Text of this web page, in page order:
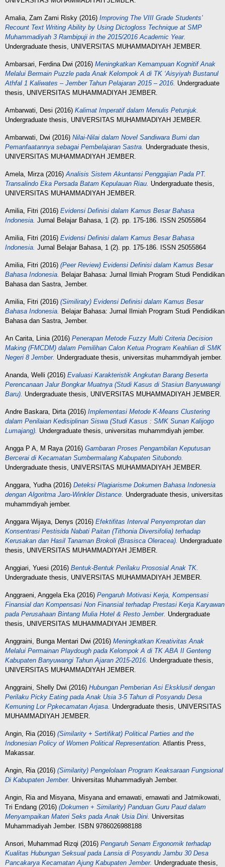
Amalia, Zam Zami Risky (2016) Improving The VIII Grade Students’
Recount Text Writing Ability by Using Dictogloss Technique at SMP
Muhammadiyah 3 Rambipuji in the 2015/2016 Academic Year.
Undergraduate thesis, UNIVERSITAS MUHAMMADIYAH JEMBER.
Ambarsari, Ferdina Dwi (2016) Meningkatkan Kemampuan Kognitif Anak
Melalui Bermain Puzzle pada Anak Kelompok A di TK ‘Aisyiyah Bustanul
Athfal 1 Kaliwates – Jember Tahun Pelajaran 2015 – 2016. Undergraduate
thesis, UNIVERSITAS MUHAMMADIYAH JEMBER.
Ambarwati, Desi (2016) Kalimat Imperatif dalam Menulis Petunjuk.
Undergraduate thesis, UNIVERSITAS MUHAMMADIYAH JEMBER.
Ambarwati, Dwi (2016) Nilai-Nilai dalam Novel Sandiwara Bumi dan
Pemanfaatannya sebagai Pembelajaran Sastra. Undergraduate thesis,
UNIVERSITAS MUHAMMADIYAH JEMBER.
Amela, Mirza(2016)Analisis Sistem Akuntansi Penggajian Pada PT.
Transalindo Eka Persada Batam Kepulauan Riau. Undergraduate thesis,
UNIVERSITAS MUHAMMADIYAH JEMBER.
Amilia, Fitri (2016) Evidensi Definisi dalam Kamus Besar Bahasa
Indonesia. Jurnal Belajar Bahasa, 1 (2). pp. 175-186. ISSN 25055864
Amilia, Fitri (2016) Evidensi Definisi dalam Kamus Besar Bahasa
Indonesia. Jurnal Belajar Bahasa, 1 (2). pp. 175-186. ISSN 25055864
Amilia, Fitri (2016) (Peer Review) Evidensi Definisi dalam Kamus Besar
Bahasa Indonesia. Belajar Bahasa: Jurnal Ilmiah Program Studi Pendidikan
Bahasa dan Sastra, Jember.
Amilia, Fitri (2016) (Similiraty) Evidensi Definisi dalam Kamus Besar
Bahasa Indonesia. Belajar Bahasa: Jurnal Ilmiah Program Studi Pendidikan
Bahasa dan Sastra, Jember.
An Carita, Linia(2016) Penerapan Metode Fuzzy Multi Criteria Decision
Making (FMCDM) dalam Pemilihan Calon Ketua Program Keahlian di SMK
Negeri 8 Jember. Undergraduate thesis, universitas muhammdiyah jember.
Ananda, Welli (2016) Evaluasi Karakteristik Angkutan Barang Beserta
Perencanaan Jalur Bongkar Muatnya (Studi Kasus di Stasiun Banyuwangi
Baru). Undergraduate thesis, UNIVERSITAS MUHAMMADIYAH JEMBER.
Andre Baskara, Dirta(2016) Implementasi Metode K-Means Clustering
dalam Penilaian Kedisiplinan Siswa (Studi Kasus : SMK Sunan Kalijogo
Lumajang). Undergraduate thesis, universitas muhammdiyah jember.
Angga P A, M Raya(2016) Gambaran Proses Pengambilan Keputusan
Bercerai di Kecamatan Sumbermalang Kabupaten Situbondo.
Undergraduate thesis, UNIVERSITAS MUHAMMADIYAH JEMBER.
Anggara, Yudha(2016) Deteksi Plagiarisme Dokumen Bahasa Indonesia
dengan Algoritma Jaro-Winkler Distance. Undergraduate thesis, universitas
muhammdiyah jember.
Anggara Wijaya, Denys (2016) Efektifitas Interval Penyemprotan dan
Konsentrasi Pestisida Nabati Paitan (Tithonia Diversifolia) terhadap
Kerusakan dan Hasil Tanaman Brokoli (Brasisca Oleracea). Undergraduate
thesis, UNIVERSITAS MUHAMMADIYAH JEMBER.
Anggiari, Yuesi (2016) Bentuk-Bentuk Perilaku Prososial Anak TK.
Undergraduate thesis, UNIVERSITAS MUHAMMADIYAH JEMBER.
Anggraeni, Anggela Eka(2016) Pengaruh Motivasi Kerja, Kompensasi
Finansial dan Kompensasi Non Finansial terhadap Prestasi Kerja Karyawan
pada Perusahaan Bintang Mulia Hotel & Resto Jember. Undergraduate
thesis, UNIVERSITAS MUHAMMADIYAH JEMBER.
Anggraini, Bunga Mentari Dwi (2016) Meningkatkan Kreativitas Anak
Melalui Permainan Playdough pada Kelompok A di TK ABA II Genteng
Kabupaten Banyuwangi Tahun Ajaran 2015-2016. Undergraduate thesis,
UNIVERSITAS MUHAMMADIYAH JEMBER.
Anggraini, Shelly Dwi (2016) Hubungan Pemberian Asi Eksklusif dengan
Perilaku Picky Eating pada Anak Usia 3-5 Tahun di Posyandu Desa
Kemuning Lor Ppkecamatan Arjasa. Undergraduate thesis, UNIVERSITAS
MUHAMMADIYAH JEMBER.
Angin, Ria(2016) (Similarity + Sertifikat) Political Parties and the
Indonesian Policy of Women Political Representation. Atlantis Press,
Makassar.
Angin, Ria(2016) (Similarity) Pengelolaan Program Keaksaraan Fungsional
Di Kabupaten Jember. Universitas Muhammadiyah Jember.
Angin, Riaand Misyana, Misyanaand ernawati, ernawati and Jatmikowati,
Tri Endang (2016) (Dokumen + Similarity) Panduan Guru Paud dalam
Menyampaikan Materi Seks pada Anak Usia Dini. Universitas
Muhammadiyah Jember. ISBN 9786026988188
Ansori, Muhammad Rizqi (2016) Pengaruh Senam Ergonomik terhadap
Kualitas Hubungan Seksual pada Lansia di Posyandu Jambu 30 Desa
Pancakarya Kecamatan Ajung Kabupaten Jember. Undergraduate thesis,